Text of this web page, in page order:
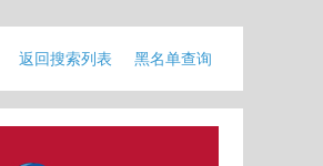
返回搜索列表 黑名单查询